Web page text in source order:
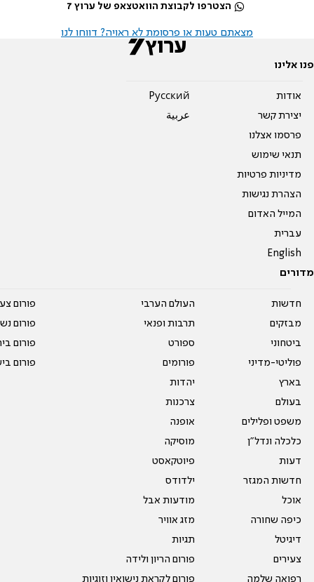
הצטרפו לקבוצת הוואטצאפ של ערוץ 7
מצאתם טעות או פרסומת לא ראויה? דווחו לנו
פנו אלינו
אודות
יצירת קשר
פרסמו אצלנו
תנאי שימוש
מדיניות פרטיות
הצהרת נגישות
המייל האדום
עברית
English
Pусский
عربية
מדורים
חדשות
מבזקים
ביטחוני
פוליטי-מדיני
בארץ
בעולם
משפט ופלילים
כלכלה ונדל"ן
דעות
חדשות המגזר
אוכל
כיפה שחורה
דיגיטל
צעירים
רפואה שלמה
העולם הערבי
תרבות ופנאי
ספורט
פורומים
יהדות
צרכנות
אופנה
מוסיקה
פיוטקאסט
ילדודס
מודעות אבל
מזג אוויר
תגיות
פורום הריון ולידה
פורום לקראת נישואין וזוגיות
פורום
פורום
פורום
פורום